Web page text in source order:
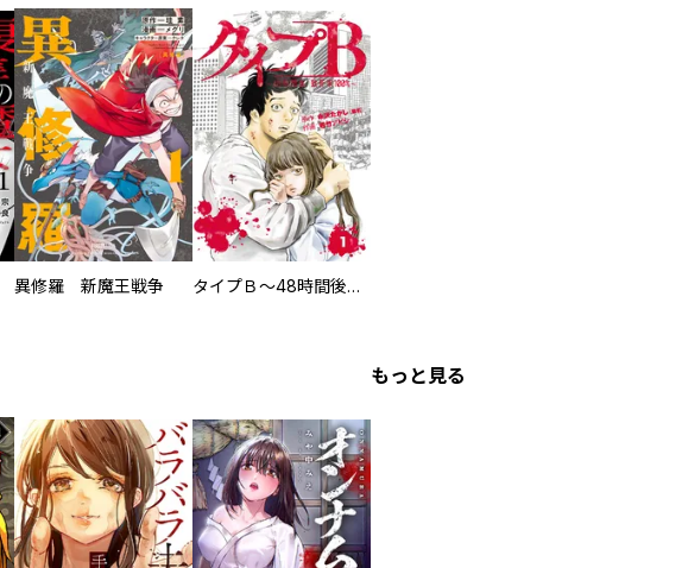
異修羅 新魔王戦争 タイプＢ～48時間後、致死率100％～【単話】
もっと見る